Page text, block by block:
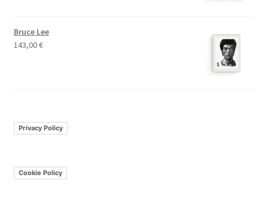
Bruce Lee
143,00€
Privacy Policy
Cookie Policy